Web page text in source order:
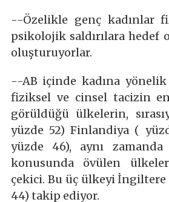
--Özelikle genç kadınlar
psikolojik saldırılara hedef
oluşturuyorlar.
--AB içinde kadına
fiziksel ve cinsel tacizin
görüldüğü ülkelerin,
yüzde 52) Finlandiya (
yüzde 46), aynı
konusunda övülen
çekici. Bu üç ülkeyi İngiltere
44) takip ediyor.